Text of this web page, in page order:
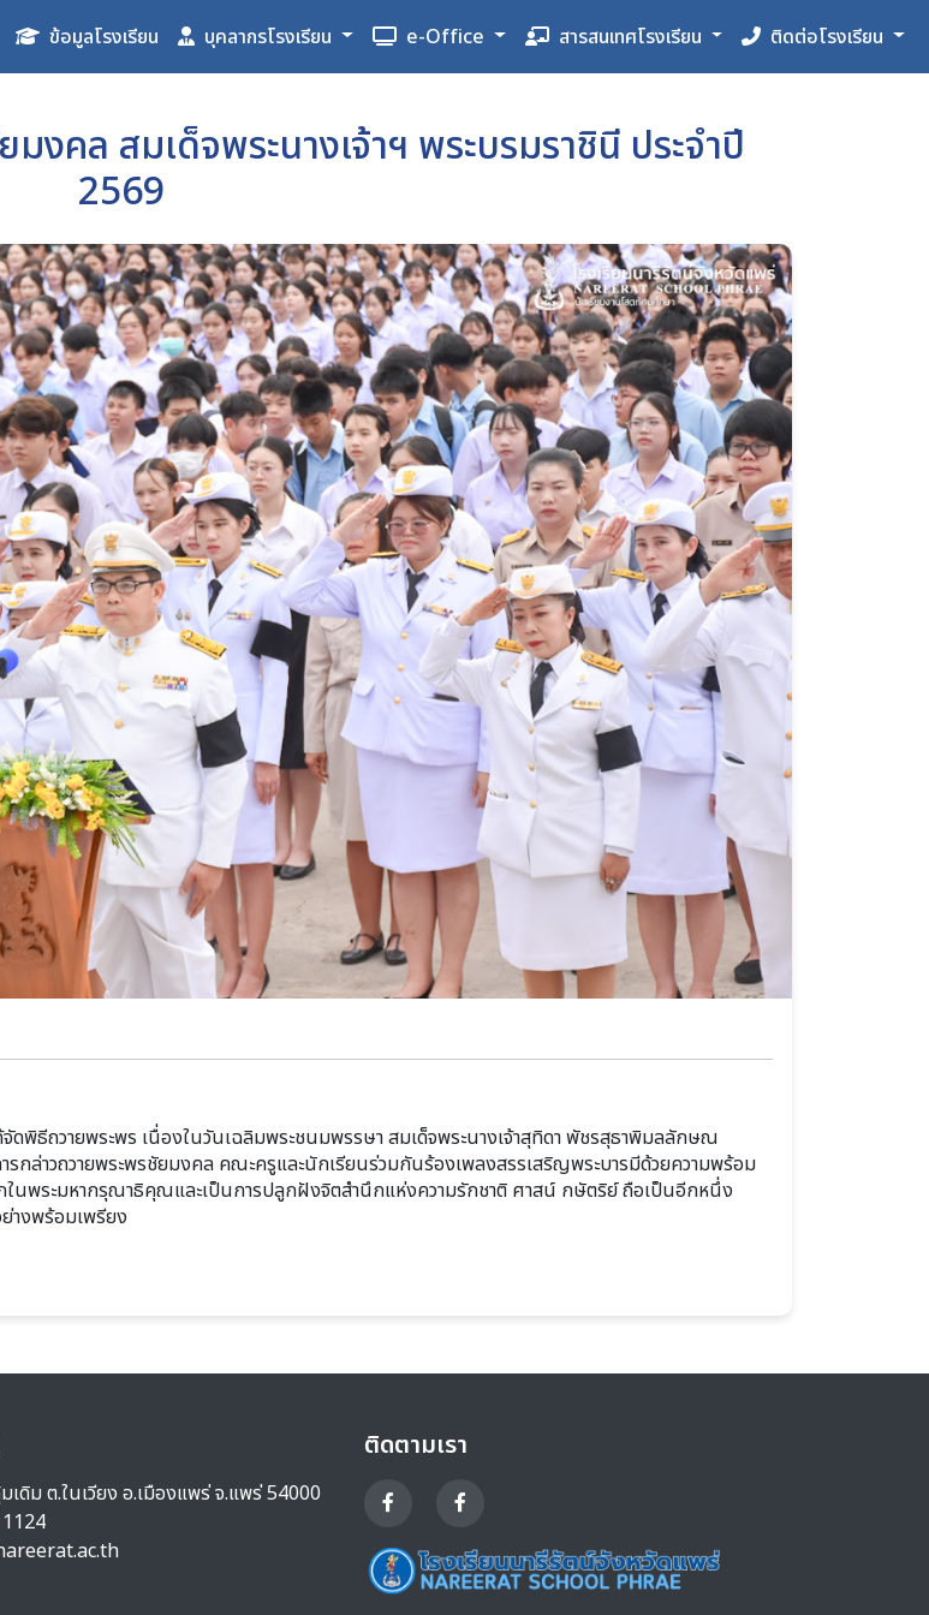
ข้อมูลโรงเรียน บุคลากรโรงเรียน e-Office สารสนเทศโรงเรียน ติดต่อโรงเรียน
งคล สมเด็จพระนางเจ้าฯ พระบรมราชินี ประจำปี
2569
กล่าวถวายพระพรชัยมงคล คณะครูและนักเรียนร่วมกันร้องเพลงสรรเสริญพระบารมีด้วยความพร้อม
นพระมหากรุณาธิคุณและเป็นการปลูกฝังจิตสำนึกแห่งความรักชาติ ศาสน์ กษัตริย์ ถือเป็นอีกหนึ่ง
างพร้อมเพรียง
ดิม ต.ในเวียง อ.เมืองแพร่ จ.แพร่ 54000
ติดตามเรา